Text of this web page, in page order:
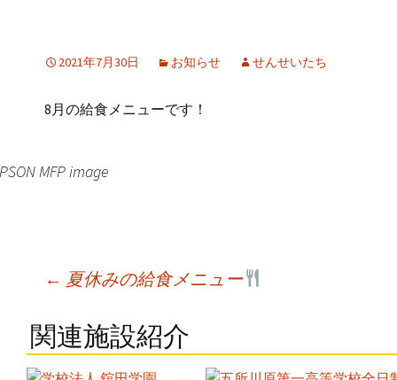
2021年7月30日 お知らせ せんせいたち
8月の給食メニューです！
MFP image
Post
← 夏休みの給食メニュー
関連施設紹介